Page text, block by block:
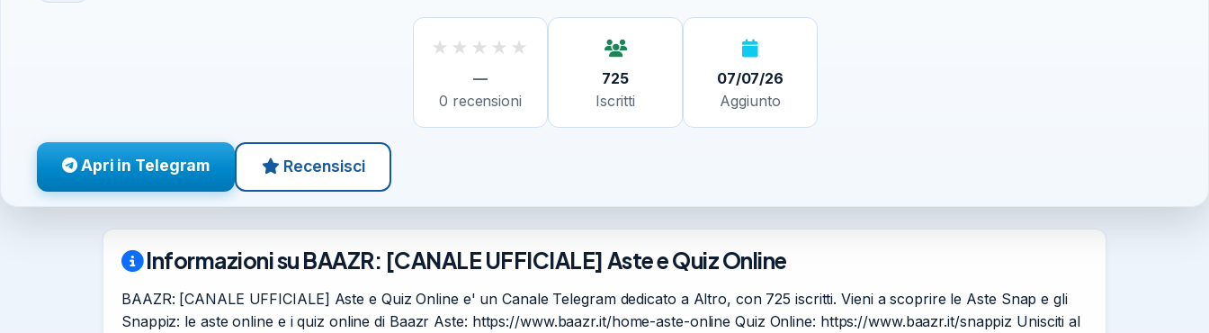
★ ★ ★ ★ ★
—
0 recensioni
725
Iscritti
07/07/26
Aggiunto
Apri in Telegram Recensisci
Informazioni su BAAZR: [CANALE UFFICIALE] Aste e Quiz Online
BAAZR: [CANALE UFFICIALE] Aste e Quiz Online e' un Canale Telegram dedicato a Altro, con 725 iscritti. Vieni a scoprire le Aste Snap e gli
Snappiz: le aste online e i quiz online di Baazr Aste: https://www.baazr.it/home-aste-online Quiz Online: https://www.baazr.it/snappiz Unisciti al